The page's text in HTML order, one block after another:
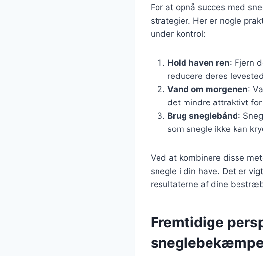
For at opnå succes med
strategier. Her er nogle
under kontrol:
Hold haven ren: Fjern
reducere deres
Vand om morgenen:
det mindre attraktivt
Brug sneglebånd:
som snegle ikke kan
Ved at kombinere disse
snegle i din have. Det er
resultaterne af dine
Fremtidige